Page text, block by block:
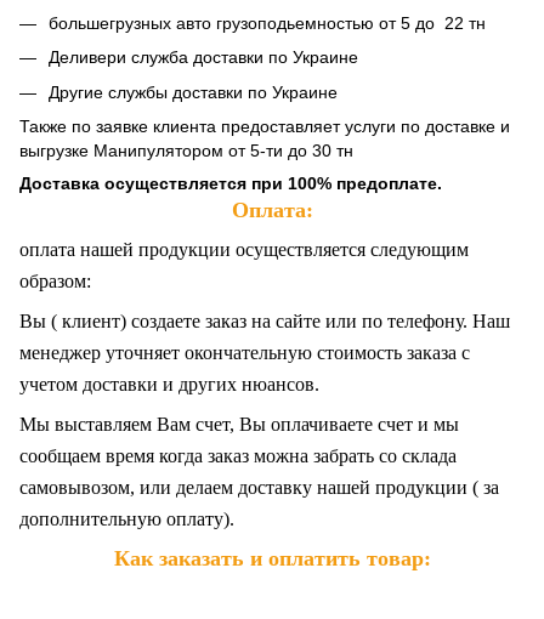
большегрузных авто грузоподьемностью от 5 до 22 тн
Деливери служба доставки по Украине
Другие службы доставки по Украине
Также по заявке клиента предоставляет услуги по доставке и
выгрузке Манипулятором от 5-ти до 30 тн
Доставка осуществляется при 100% предоплате.
Оплата:
оплата нашей продукции осуществляется следующим
образом:
Вы ( клиент) создаете заказ на сайте или по телефону. Наш
менеджер уточняет окончательную стоимость заказа с
учетом доставки и других нюансов.
Мы выставляем Вам счет, Вы оплачиваете счет и мы
сообщаем время когда заказ можна забрать со склада
самовывозом, или делаем доставку нашей продукции ( за
дополнительную оплату).
Как заказать и оплатить товар: